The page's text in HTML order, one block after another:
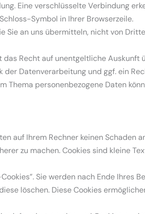
Eine verschlüsselte Verbindung
Symbol in Ihrer Browserzeile.
Sie an uns übermitteln, nicht von
Recht auf unentgeltliche Auskunft
Datenverarbeitung und ggf. ein
Thema personenbezogene Daten
auf Ihrem Rechner keinen Schaden
zu machen. Cookies sind kleine
Sie werden nach Ende Ihres
löschen. Diese Cookies